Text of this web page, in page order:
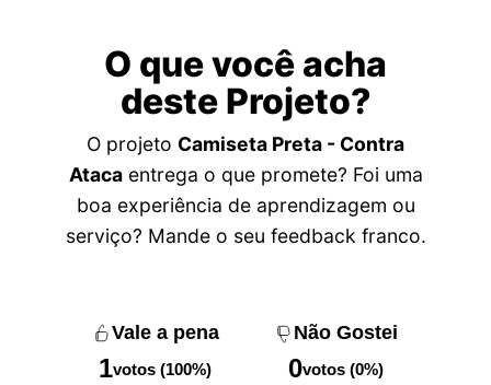
O que você acha
deste Projeto?
O projeto Camiseta Preta - Contra
Atacaentrega o que promete? Foi uma
boa experiência de aprendizagem ou
serviço? Mande o seu feedback franco.
Vale a pena
1votos (100%)
Não Gostei
0votos (0%)